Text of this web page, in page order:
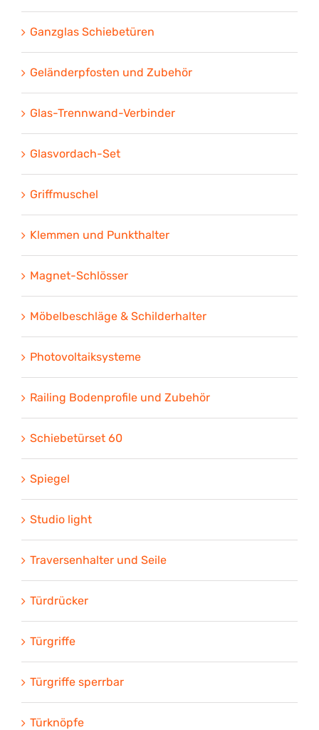
Ganzglas Schiebetüren
Geländerpfosten und Zubehör
Glas-Trennwand-Verbinder
Glasvordach-Set
Griffmuschel
Klemmen und Punkthalter
Magnet-Schlösser
Möbelbeschläge & Schilderhalter
Photovoltaiksysteme
Railing Bodenprofile und Zubehör
Schiebetürset 60
Spiegel
Studio light
Traversenhalter und Seile
Türdrücker
Türgriffe
Türgriffe sperrbar
Türknöpfe